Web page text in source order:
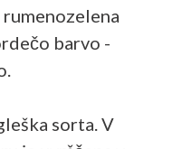
barvo -
sorta. V